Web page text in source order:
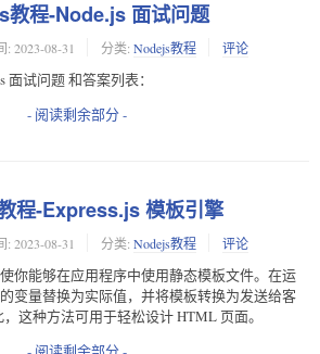
教程-Node.js 面试问题
: 2023-08-31 分类: Nodejs教程 评论
试问题 和答案列表：
- 阅读剩余部分 -
程-Express.js 模板引擎
: 2023-08-31 分类: Nodejs教程 评论
你能够在应用程序中使用静态模板文件。在运
变量替换为实际值，并将模板转换为发送给客
这种方法可用于轻松设计 HTML 页面。